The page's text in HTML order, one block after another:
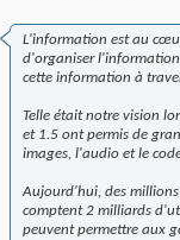
L'information est au
d'organiser l'information
cette information à
Telle était notre vision
et 1.5 ont permis de
images, l'audio et le
Aujourd'hui, des
comptent 2 milliards
peuvent permettre aux